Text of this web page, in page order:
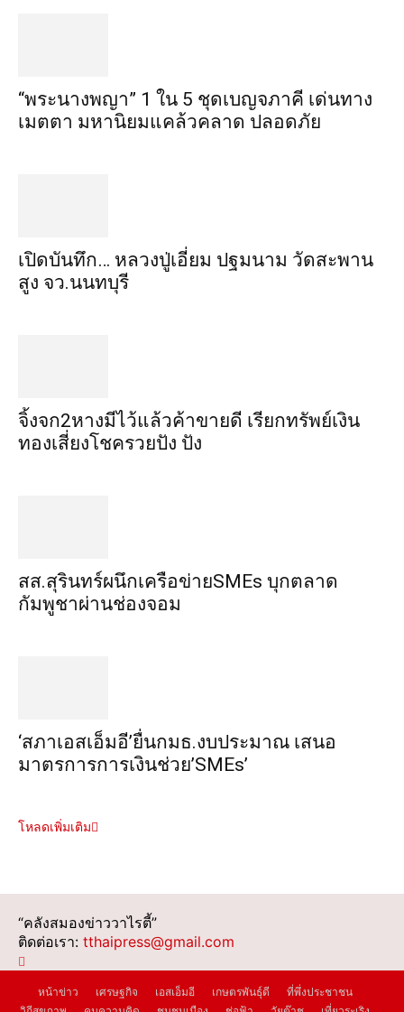
“พระ​นาง​พญา” 1 ใน 5​ ชุดเบญจ​ภาคี​ เด่นทาง
เมตตา​ มหา​นิยม​แคล้วคลาด​ ปลอดภัย​
เปิดบันทึก… หลวงปู่เอี่ยม ​ปฐม​นาม​ วัดสะพาน
สูง​ จว.นนทบุรี
จิ้งจก​2​หาง​มีไว้แล้ว​ค้าขาย​ดี​ เรียก​ทรัพย์เงิน
ทอง​เสี่ยงโชค​รวยปัง​ ปัง​
สส.สุรินทร์ผนึกเครือข่ายSMEs บุกตลาด
กัมพูชาผ่านช่องจอม
‘สภาเอสเอ็มอี’ยื่นกมธ.งบประมาณ เสนอ
มาตรการการเงินช่วย’SMEs’
โหลดเพิ่มเติม
“คลังสมองข่าววาไรตี้”
ติดต่อเรา: tthaipress@gmail.com
หน้าข่าว เศรษฐกิจ เอสเอ็มอี เกษตรพันธุ์ดี
ที่พึ่งประชาชน